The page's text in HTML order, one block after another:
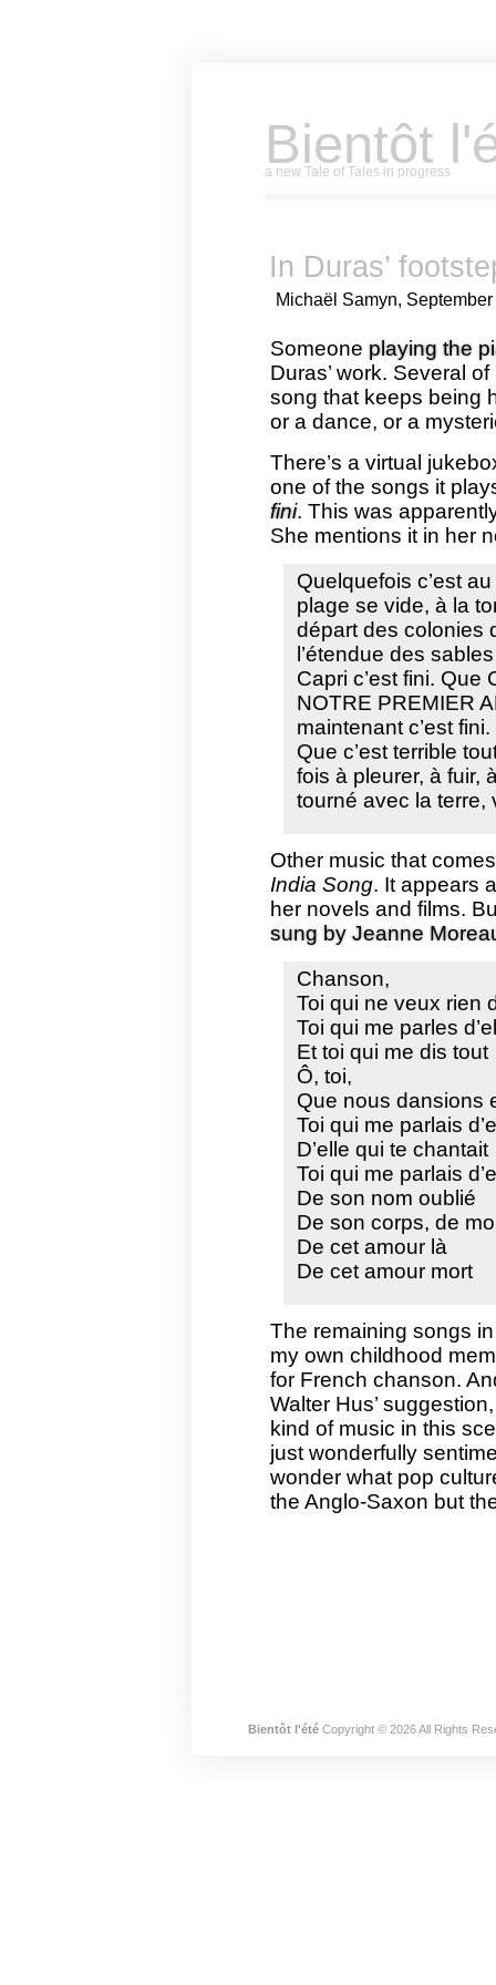
Bientôt
a new Tale of Tales in progress
In Duras’
Michaël Samyn,
Someone playing the
Duras’ work. Several
song that keeps being
or a dance, or a
There’s a virtual
one of the songs it
fini. This was
She mentions it in her
Quelquefois c’est
plage se vide, à la
départ des colonies
l’étendue des
Capri c’est fini. Que
NOTRE PREMIER
maintenant c’est fini.
Que c’est terrible
fois à pleurer, à fuir,
tourné avec la terre,
Other music that
India Song. It appears
her novels and films.
sung by Jeanne
Chanson,
Toi qui ne veux rien
Toi qui me parles
Et toi qui me dis tout
Ô, toi,
Que nous dansions
Toi qui me parlais
D’elle qui te chantait
Toi qui me parlais
De son nom oublié
De son corps, de
De cet amour là
De cet amour mort
The remaining songs
my own childhood
for French chanson.
Walter Hus’
kind of music in this
just wonderfully
wonder what pop
the Anglo-Saxon but
Bientôt l'étéCopyright © 2026 All Rights